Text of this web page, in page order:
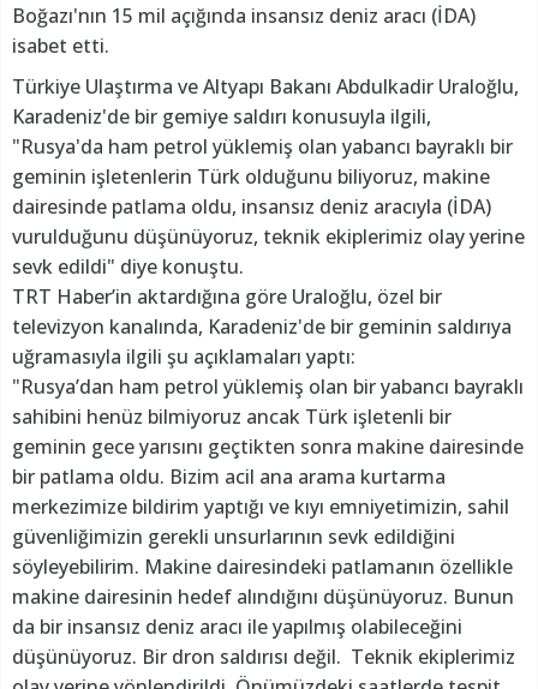
Boğazı'nın 15 mil açığında insansız deniz aracı (İDA)
isabet etti.
Türkiye Ulaştırma ve Altyapı Bakanı Abdulkadir Uraloğlu,
Karadeniz'de bir gemiye saldırı konusuyla ilgili,
"Rusya'da ham petrol yüklemiş olan yabancı bayraklı bir
geminin işletenlerin Türk olduğunu biliyoruz, makine
dairesinde patlama oldu, insansız deniz aracıyla (İDA)
vurulduğunu düşünüyoruz, teknik ekiplerimiz olay yerine
sevk edildi" diye konuştu.
TRT Haber’in aktardığına göre Uraloğlu, özel bir
televizyon kanalında, Karadeniz'de bir geminin saldırıya
uğramasıyla ilgili şu açıklamaları yaptı:
"Rusya’dan ham petrol yüklemiş olan bir yabancı bayraklı
sahibini henüz bilmiyoruz ancak Türk işletenli bir
geminin gece yarısını geçtikten sonra makine dairesinde
bir patlama oldu. Bizim acil ana arama kurtarma
merkezimize bildirim yaptığı ve kıyı emniyetimizin, sahil
güvenliğimizin gerekli unsurlarının sevk edildiğini
söyleyebilirim. Makine dairesindeki patlamanın özellikle
makine dairesinin hedef alındığını düşünüyoruz. Bunun
da bir insansız deniz aracı ile yapılmış olabileceğini
düşünüyoruz. Bir dron saldırısı değil. Teknik ekiplerimiz